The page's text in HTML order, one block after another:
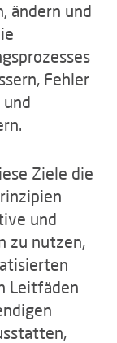
ändern und
Fehler
Ziele die
und
zu nutzen,
Leitfäden